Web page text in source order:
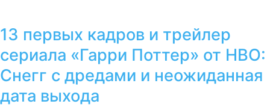
13 первых кадров и трейлер
сериала «Гарри Поттер» от HBO:
Снегг с дредами и неожиданная
дата выхода